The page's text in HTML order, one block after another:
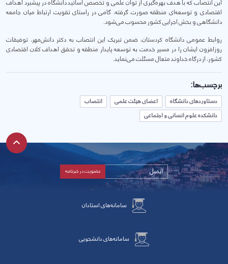
این انتصاب که با هدف بهره‌گیری از توان علمی و تخصص اساتید دانشگاه در پیشبرد اهداف
اقتصادی و توسعه‌ای منطقه صورت گرفته، گامی در راستای تقویت ارتباط میان جامعه
دانشگاهی و بخش اجرایی کشور محسوب می‌شود.
روابط عمومی دانشگاه کردستان، ضمن تبریک این انتصاب به دکتر دانش‌مهر، توفیقات
روزافزون ایشان را در مسیر خدمت به توسعه پایدار منطقه و تحقق اهداف کلان اقتصادی
کشور، از درگاه خداوند متعال مسئلت می‌نماید.
برچسب‌ها:
دستاوردهای دانشگاه اعضای هیئت علمی
انتصاب
دانشکده علوم انسانی و اجتماعی
سامانه‌های استادان
سامانه‌های دانشجویی